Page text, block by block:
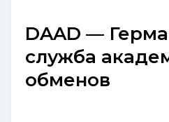
DAAD —
служба
обменов